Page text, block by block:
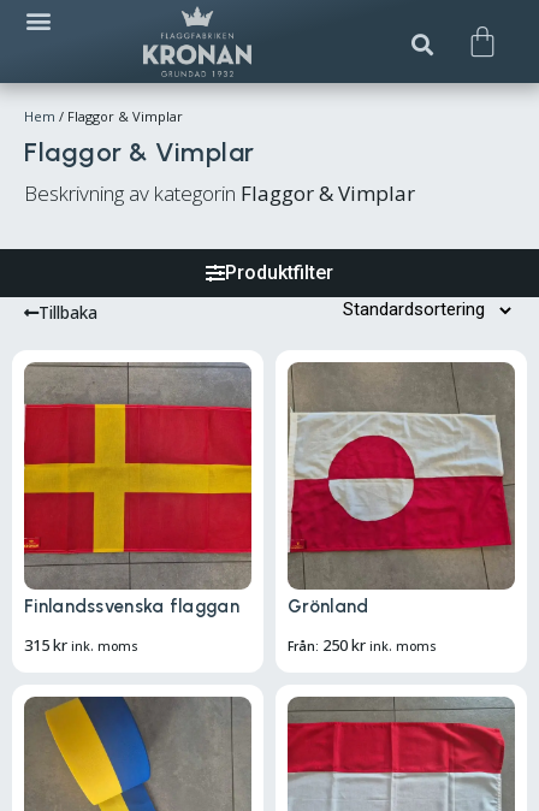
Hem / Flaggor & Vimplar
Flaggor & Vimplar
Beskrivning av kategorin Flaggor & Vimplar
Produktfilter
Tillbaka
Finlandssvenska flaggan
315kr ink. moms
Grönland
Från: 250kr ink. moms